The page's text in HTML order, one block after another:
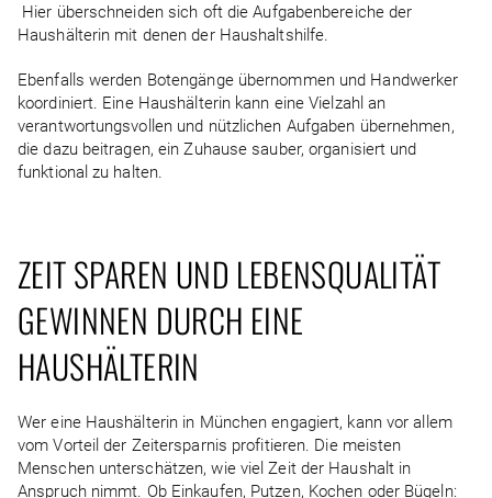
Hier überschneiden sich oft die Aufgabenbereiche der
Haushälterin mit denen der Haushaltshilfe.
Ebenfalls werden Botengänge übernommen und Handwerker
koordiniert. Eine Haushälterin kann eine Vielzahl an
verantwortungsvollen und nützlichen Aufgaben übernehmen,
die dazu beitragen, ein Zuhause sauber, organisiert und
funktional zu halten.
ZEIT SPAREN UND LEBENSQUALITÄT
GEWINNEN DURCH EINE
HAUSHÄLTERIN
Wer eine Haushälterin in München engagiert, kann vor allem
vom Vorteil der Zeitersparnis profitieren. Die meisten
Menschen unterschätzen, wie viel Zeit der Haushalt in
Anspruch nimmt. Ob Einkaufen, Putzen, Kochen oder Bügeln: